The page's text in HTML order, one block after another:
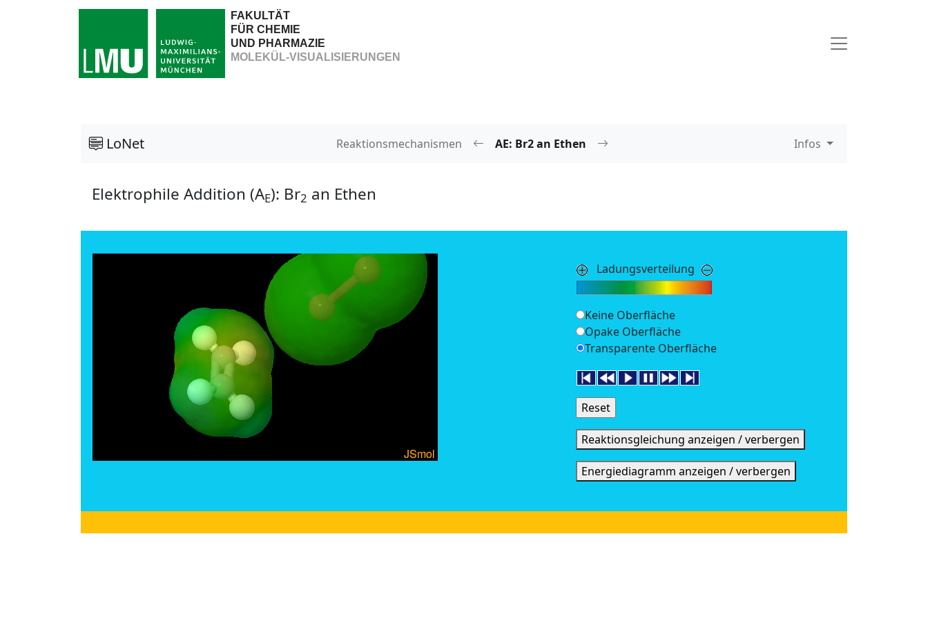
FAKULTÄT
FÜR CHEMIE
UND PHARMAZIE
MOLEKÜL-VISUALISIERUNGEN
LoNet Reaktionsmechanismen AE: Br2 an Ethen Infos
Elektrophile Addition (AE): Br2 an Ethen
Ladungsverteilung
Keine Oberfläche
Opake Oberfläche
Transparente Oberfläche
Reaktionsgleichung anzeigen / verbergen
Energiediagramm anzeigen / verbergen